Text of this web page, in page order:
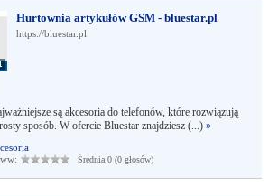
Hurtownia artykułów GSM - bluestar.pl
https://bluestar.pl
są akcesoria do telefonów, które rozwiązują
sposób. W ofercie Bluestar znajdziesz (...) »
Średnia 0 (0 głosów)